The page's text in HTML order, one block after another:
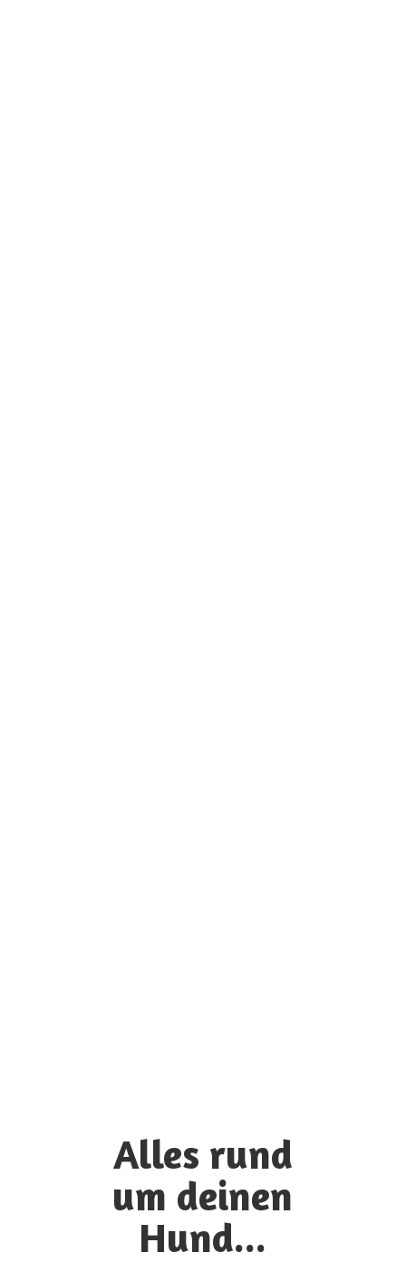
Alles rund
um deinen
Hund...